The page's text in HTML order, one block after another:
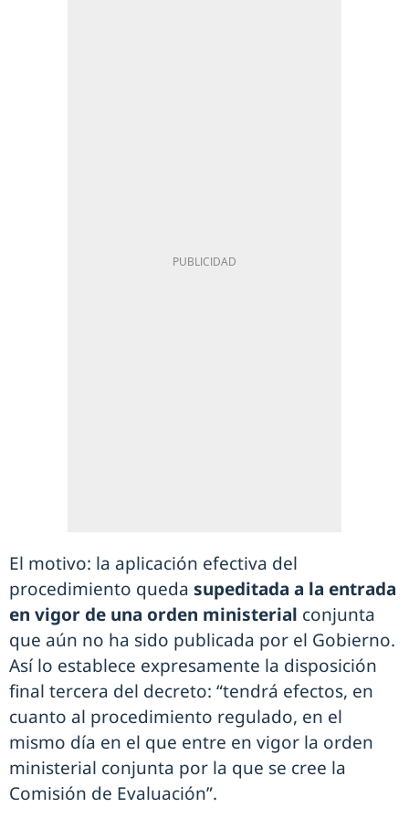
El motivo: la aplicación efectiva del
procedimiento queda supeditada a la entrada
en vigor de una orden ministerial conjunta
que aún no ha sido publicada por el Gobierno.
Así lo establece expresamente la disposición
final tercera del decreto: “tendrá efectos, en
cuanto al procedimiento regulado, en el
mismo día en el que entre en vigor la orden
ministerial conjunta por la que se cree la
Comisión de Evaluación”.